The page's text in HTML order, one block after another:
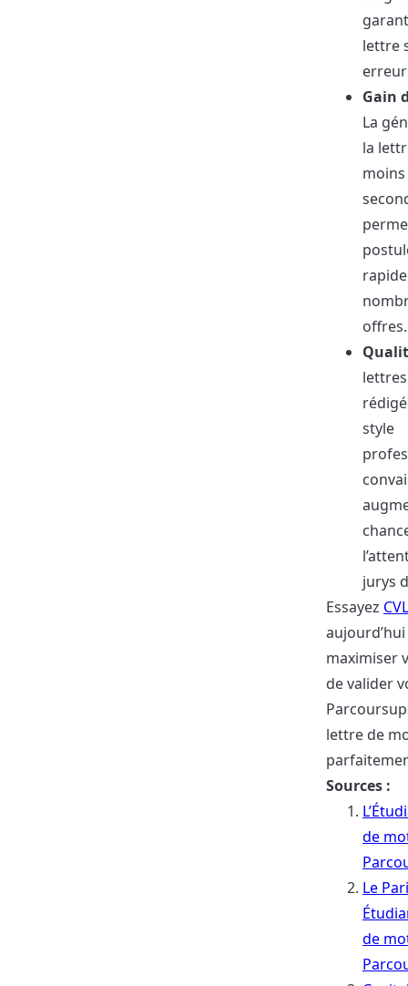
lettre
Gain
La
la
offres.
style
jurys
Essayez
maximiser
de valider
lettre de
Sources :
de
Le
de